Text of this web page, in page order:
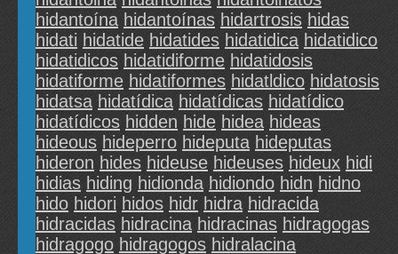
hidantoína hidantoínas hidartrosis hidas
hidati hidatide hidatides hidatidica hidatidico
hidatidicos hidatidiforme hidatidosis
hidatiforme hidatiformes hidatldico hidatosis
hidatsa hidatídica hidatídicas hidatídico
hidatídicos hidden hide hidea hideas
hideous hideperro hideputa hideputas
hideron hides hideuse hideuses hideux hidi
hidias hiding hidionda hidiondo hidn hidno
hido hidori hidos hidr hidra hidracida
hidracidas hidracina hidracinas hidragogas
hidragogo hidragogos hidralacina